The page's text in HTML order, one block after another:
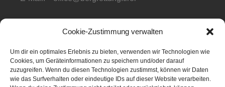
Cookie-Zustimmung verwalten
Um dir ein optimales Erlebnis zu bieten, verwenden wir Technologien wie
Cookies, um Geräteinformationen zu speichern und/oder darauf
zuzugreifen. Wenn du diesen Technologien zustimmst, können wir Daten
wie das Surfverhalten oder eindeutige IDs auf dieser Website verarbeiten.
Öffnungszeiten
Fr: 08:00-12:00
Telefonzeiten :
Mo-Fr: 08:00-12:00